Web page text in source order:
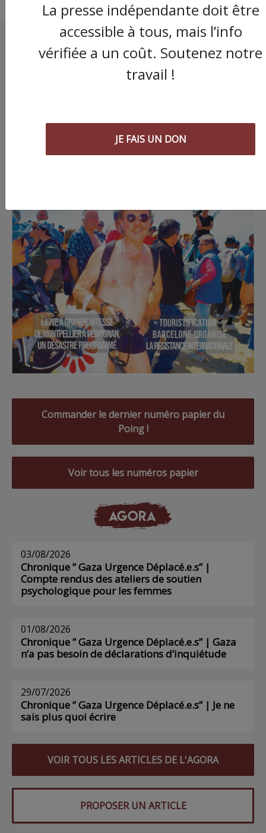
Commander le dernier numéro papier du
Poing !
Voir tous les numéros papier
AGORA
03/08/2026
Chronique ” Gaza Urgence Déplacé.e.s” |
Compte rendus des ateliers de soutien
psychologique pour les femmes
01/08/2026
Chronique ” Gaza Urgence Déplacé.e.s” | Gaza
n’a pas besoin de déclarations d’inquiétude
29/07/2026
Chronique ” Gaza Urgence Déplacé.e.s” | Je ne
sais plus quoi écrire
VOIR TOUS LES ARTICLES DE L'AGORA
PROPOSER UN ARTICLE
La presse indépendante doit être
accessible à tous, mais l’info
vérifiée a un coût. Soutenez notre
travail !
JE FAIS UN DON